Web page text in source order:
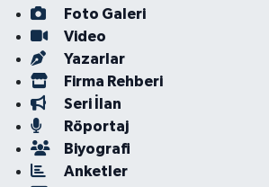
Foto Galeri
Video
Yazarlar
Firma Rehberi
Seri İlan
Röportaj
Biyografi
Anketler